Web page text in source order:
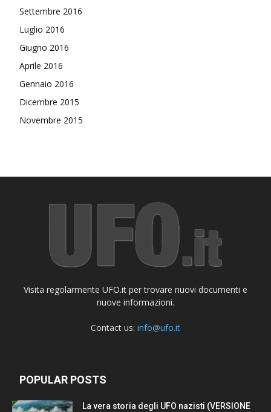
Settembre 2016
Luglio 2016
Giugno 2016
Aprile 2016
Gennaio 2016
Dicembre 2015
Novembre 2015
Visita regolarmente UFO.it per trovare nuovi documenti e
nuove informazioni.
Contact us: info@ufo.it
POPULAR POSTS
La vera storia degli UFO nazisti (VERSIONE